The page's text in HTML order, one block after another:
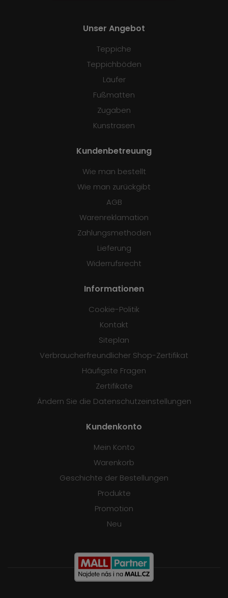
Unser Angebot
Teppiche
Teppichböden
Läufer
Fußmatten
Zugaben
Kunstrasen
Kundenbetreuung
Wie man bestellt
Wie man zurückgibt
AGB
Warenreklamation
Zahlungsmethoden
Lieferung
Widerrufsrecht
Informationen
Cookie-Politik
Kontakt
Siteplan
Verbraucherfreundlicher Shop-Zertifikat
Häufigste Fragen
Zertifikate
Ändern Sie die Datenschutzeinstellungen
Kundenkonto
Mein Konto
Warenkorb
Geschichte der Bestellungen
Produkte
Promotion
Neu